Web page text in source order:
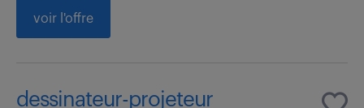
voir l'offre
dessinateur-projeteur